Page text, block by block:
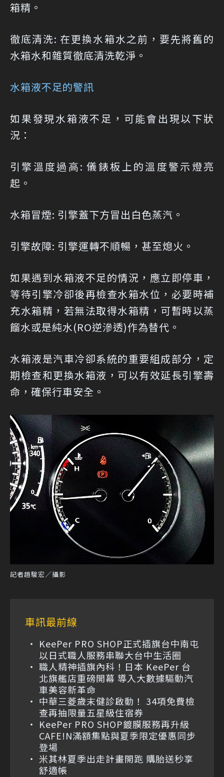
箱精。
徹底清洗: 在更換水箱水之前，要先將舊的
水箱水和雜質徹底清洗乾淨。
水箱液不足的警訊
如果發現水箱液不足，可能會出現以下狀
況：
引擎溫度過高: 儀錶板上的溫度警示燈亮
起。
水箱冒煙: 引擎蓋下方冒出白色蒸汽。
引擎故障: 引擎運轉不順暢，甚至熄火。
如果遇到水箱液不足的情況，應立即停車，
等待引擎冷卻後再檢查水箱水位，必要時補
充水箱精，若無法取得水箱精，可暫時以蒸
餾水或是純水(RO逆滲透)作為替代。
水箱液是汽車冷卻系統的重要組成部分，定
期檢查和更換水箱液，可以有效延長引擎壽
命，確保行車安全。
記者趙駿宏／攝影
車訊最前線
KeePer PRO SHOP正式插旗台中南屯
以日式職人服務串聯大台中生活圈
職人精神插旗內科！日本 KeePer 台
北旗艦店重磅開幕 導入大數據驅動汽
車美容新革命
中華三菱歲末健診啟動！ 34項免費檢
查再抽限量五星級住宿券
KeePer PRO SHOP鍍膜服務再升級
CAFE!N滿額集點與夏季限定優惠同步
登場
米其林夏季出走計畫開跑 購胎送秒享
舒適帳